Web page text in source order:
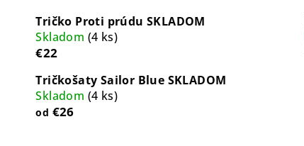
Tričko Proti prúdu SKLADOM
Skladom (4 ks)
€22
Tričkošaty Sailor Blue SKLADOM
Skladom (4 ks)
od €26